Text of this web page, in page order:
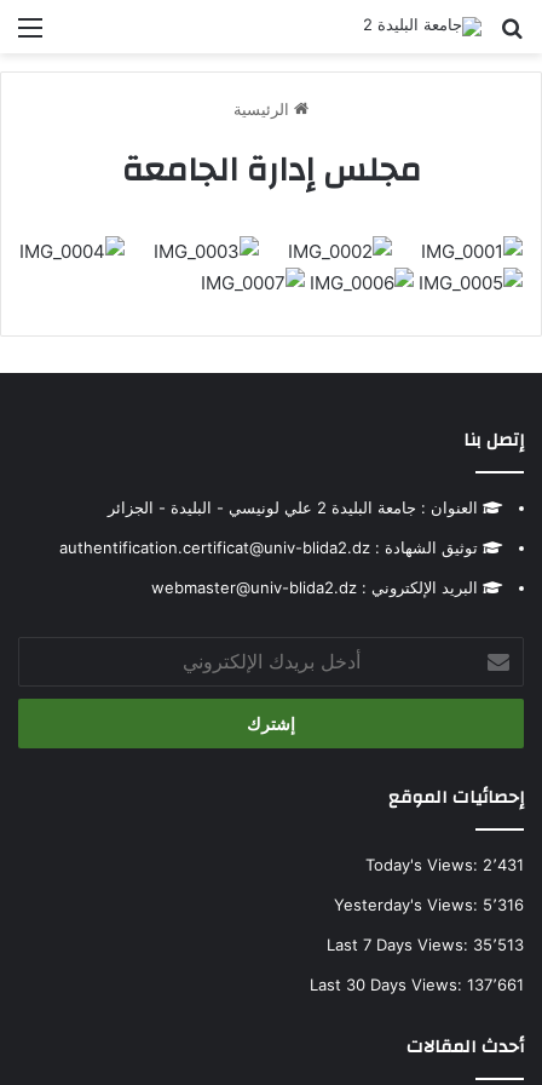
بحث عن
الرئيسية
مجلس إدارة الجامعة
إتصل بنا
العنوان : جامعة البليدة 2 علي لونيسي - البليدة - الجزائر
توثيق الشهادة : authentification.certificat@univ-blida2.dz
البريد الإلكتروني : webmaster@univ-blida2.dz
بريدك
الإلكتروني
إحصائيات الموقع
Today's Views: 2٬431
Yesterday's Views: 5٬316
Last 7 Days Views: 35٬513
Last 30 Days Views: 137٬661
أحدث المقالات